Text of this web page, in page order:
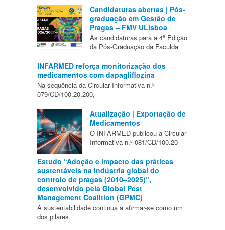
Candidaturas abertas | Pós-
graduação em Gestão de
Pragas – FMV ULisboa
As candidaturas para a 4ª Edição
da Pós-Graduação da Faculda
INFARMED reforça monitorização dos
medicamentos com dapagliflozina
Na sequência da Circular Informativa n.º
079/CD/100.20.200,
Atualização | Exportação de
Medicamentos
O INFARMED publicou a Circular
Informativa n.º 081/CD/100.20
Estudo “Adoção e impacto das práticas
sustentáveis na indústria global do
controlo de pragas (2010–2025)”,
desenvolvido pela Global Pest
Management Coalition (GPMC)
A sustentabilidade continua a afirmar-se como um
dos pilares